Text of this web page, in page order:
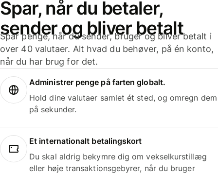
Spar, når du betaler,
sender og bliver betalt
Spar penge, når du sender, bruger og bliver betalt i
over 40 valutaer. Alt hvad du behøver, på én konto,
når du har brug for det.
Administrer penge på farten globalt.
Hold dine valutaer samlet ét sted, og omregn dem
på sekunder.
Et internationalt betalingskort
Du skal aldrig bekymre dig om vekselkurstillæg
eller høje transaktionsgebyrer, når du bruger